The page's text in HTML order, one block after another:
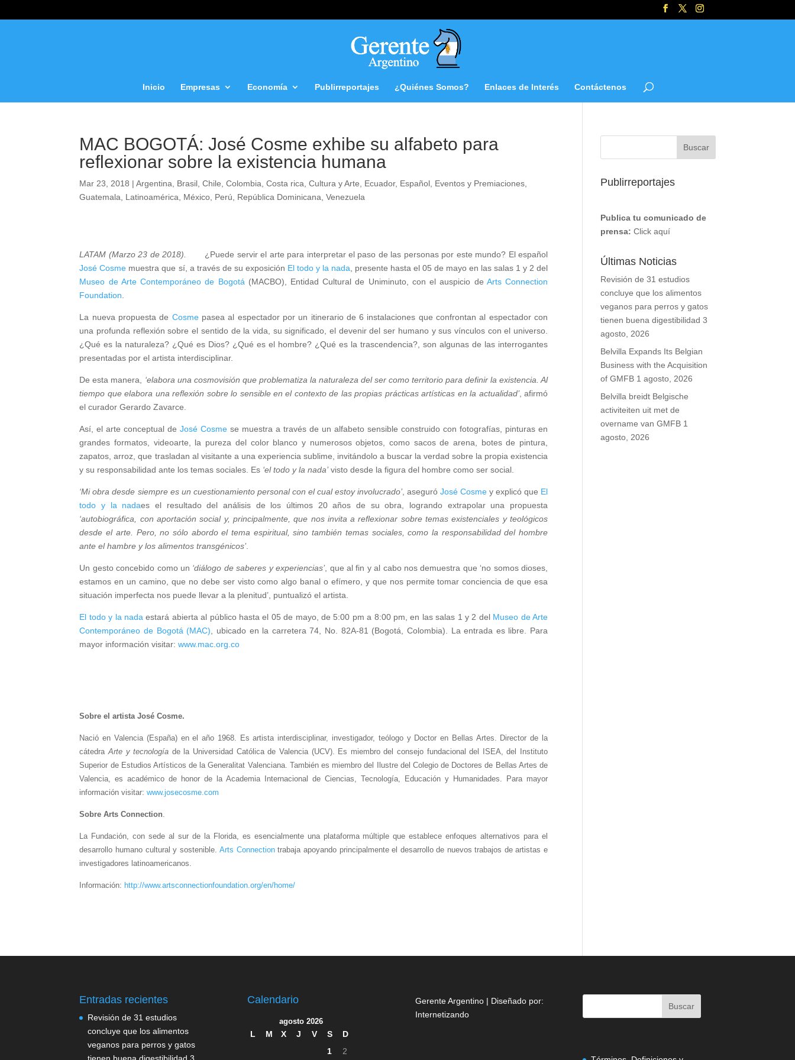
Inicio Empresas Economía Publirreportajes ¿Quiénes Somos? Enlaces de Interés Contáctenos
MAC BOGOTÁ: José Cosme exhibe su alfabeto para
reflexionar sobre la existencia humana
Mar 23, 2018 |Argentina Brasil ,Chile ,Colombia ,Costa rica ,Cultura y Arte Ecuador, Español Eventos y Premiaciones
Guatemala
Latinoamérica México Perú República Dominicana ,Venezuela
LATAM (Marzo 23 de 2018).
¿Puede servir el arte para interpretar el paso de las personas por este mundo? El español
José Cosme muestra que sí, a través de su exposición El todo y la nada , presente hasta el 05 de mayo en las salas 1 y 2 del
Museo de Arte Contemporáneo de Bogotá (MACBO), Entidad Cultural de Uniminuto, con el auspicio de Arts Connection
Foundation
La nueva propuesta de Cosmepasea al espectador por un itinerario de 6 instalaciones que confrontan al espectador con
una profunda reflexión sobre el sentido de la vida, su significado, el devenir del ser humano y sus vínculos con el universo.
¿Qué es la naturaleza? ¿Qué es Dios? ¿Qué es el hombre? ¿Qué es la trascendencia?, son algunas de las interrogantes
presentadas por el artista interdisciplinar.
De esta manera, ‘elabora una cosmovisión que problematiza la naturaleza del ser como territorio para definir la existencia. Al
tiempo que elabora una reflexión sobre lo sensible en el contexto de las propias prácticas artísticas en la actualidad’, afirmó
el curador Gerardo Zavarce.
Así, el arte conceptual deJosé Cosme se muestra a través de un alfabeto sensible construido con fotografías, pinturas en
grandes formatos, videoarte, la pureza del color blanco y numerosos objetos, como sacos de arena, botes de pintura,
zapatos, arroz, que trasladan al visitante a una experiencia sublime, invitándolo a buscar la verdad sobre la propia existencia
y su responsabilidad ante los temas sociales. Es ‘el todo y la nada’visto desde la figura del hombre como ser social.
‘Mi obra desde siempre es un cuestionamiento personal con el cual estoy involucrado’, aseguró José Cosmey explicó que El
todo y la nadaes el resultado del análisis de los últimos 20 años de su obra, logrando extrapolar una propuesta
‘autobiográfica, con aportación social y, principalmente, que nos invita a reflexionar sobre temas existenciales y teológicos
desde el arte. Pero, no sólo abordo el tema espiritual, sino también temas sociales, como la responsabilidad del hombre
ante el hambre y los alimentos transgénicos’.
Un gesto concebido como un ‘diálogo de saberes y experiencias’, que al fin y al cabo nos demuestra que ‘no somos dioses,
estamos en un camino, que no debe ser visto como algo banal o efímero, y que nos permite tomar conciencia de que esa
situación imperfecta nos puede llevar a la plenitud’, puntualizó el artista.
El todo y la nada estará abierta al público hasta el 05 de mayo, de 5:00 pm a 8:00 pm, en las salas 1 y 2 del Museo de Arte
Contemporáneo de Bogotá (MAC) , ubicado en la carretera 74, No. 82A-81 (Bogotá, Colombia). La entrada es libre. Para
mayor información visitar:www.mac.org.co
Sobre el artista José Cosme.
Nació en Valencia (España) en el año 1968. Es artista interdisciplinar, investigador, teólogo y Doctor en Bellas Artes. Director de la
cátedraArte y tecnología de la Universidad Católica de Valencia (UCV). Es miembro del consejo fundacional del ISEA, del Instituto
Superior de Estudios Artísticos de la Generalitat Valenciana. También es miembro del Ilustre del Colegio de Doctores de Bellas Artes de
Valencia, es académico de honor de la Academia Internacional de Ciencias, Tecnología, Educación y Humanidades. Para mayor
información visitar:www.josecosme.com
Sobre Arts Connection.
La Fundación, con sede al sur de la Florida, es esencialmente una plataforma múltiple que establece enfoques alternativos para el
desarrollo humano cultural y sostenible.Arts Connectiontrabaja apoyando principalmente el desarrollo de nuevos trabajos de artistas e
investigadores latinoamericanos.
Información: http://www.artsconnectionfoundation.org/en/home/
Publirreportajes
Publica tu comunicado de
prensa: Click aquí
Últimas Noticias
Revisión de 31 estudios
concluye que los alimentos
veganos para perros y gatos
tienen buena digestibilidad 3
agosto, 2026
Belvilla Expands Its Belgian
Business with the Acquisition
of GMFB 1 agosto, 2026
Belvilla breidt Belgische
activiteiten uit met de
overname van GMFB 1
agosto, 2026
Entradas recientes
Revisión de 31 estudios
concluye que los alimentos
veganos para perros y gatos
tienen buena digestibilidad 3
Calendario
agosto 2026
L M X J V S
D
1
2
Gerente Argentino | Diseñado por:
Internetizando